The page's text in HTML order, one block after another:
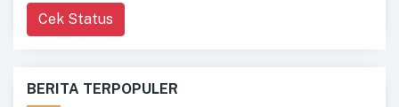
Cek Status
BERITA TERPOPULER